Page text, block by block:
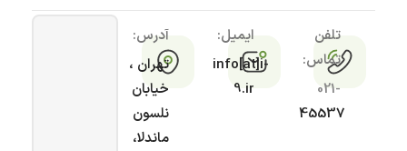
تلفن
تماس:
021-
45537
ایمیل:
info[at]i-
9.ir
آدرس:
تهران ،
خیابان
نلسون
ماندلا،